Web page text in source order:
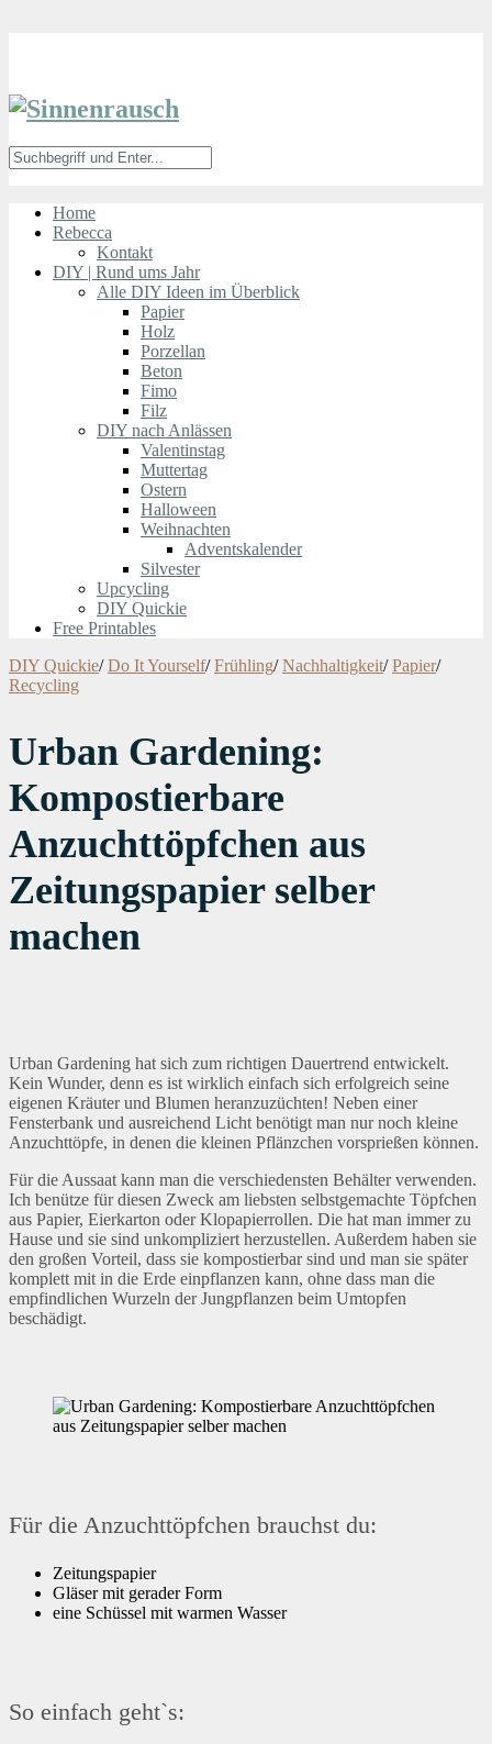
Home
Rebecca
Kontakt
DIY | Rund ums Jahr
Alle DIY Ideen im Überblick
Papier
Holz
Porzellan
Beton
Fimo
Filz
DIY nach Anlässen
Valentinstag
Muttertag
Ostern
Halloween
Weihnachten
Adventskalender
Silvester
Upcycling
DIY Quickie
Free Printables
DIY Quickie/ Do It Yourself/ Frühling/ Nachhaltigkeit/ Papier/
Recycling
Urban Gardening:
Kompostierbare
Anzuchttöpfchen aus
Zeitungspapier selber
machen
Urban Gardening hat sich zum richtigen Dauertrend entwickelt.
Kein Wunder, denn es ist wirklich einfach sich erfolgreich seine
eigenen Kräuter und Blumen heranzuzüchten! Neben einer
Fensterbank und ausreichend Licht benötigt man nur noch kleine
Anzuchttöpfe, in denen die kleinen Pflänzchen vorsprießen können.
Für die Aussaat kann man die verschiedensten Behälter verwenden.
Ich benütze für diesen Zweck am liebsten selbstgemachte Töpfchen
aus Papier, Eierkarton oder Klopapierrollen. Die hat man immer zu
Hause und sie sind unkompliziert herzustellen. Außerdem haben sie
den großen Vorteil, dass sie kompostierbar sind und man sie später
komplett mit in die Erde einpflanzen kann, ohne dass man die
empfindlichen Wurzeln der Jungpflanzen beim Umtopfen
beschädigt.
Für die Anzuchttöpfchen brauchst du:
Zeitungspapier
Gläser mit gerader Form
eine Schüssel mit warmen Wasser
So einfach geht`s: